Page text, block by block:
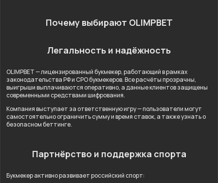
Почему выбирают OLIMPBET
Легальность и надёжность
OLIMPBET — лицензированный букмекер, работающий в рамках
законодательства РФ и СРО букмекеров. Все расчёты прозрачны,
выигрыши выплачиваются оперативно, а данные клиентов защищены
современными средствами шифрования.
Компания выступает за ответственную игру — пользователи могут
самостоятельно ограничить сумму и время ставок, а также узнать о
безопасном беттинге.
Партнёрство и поддержка спорта
Букмекер активно развивает российский спорт: